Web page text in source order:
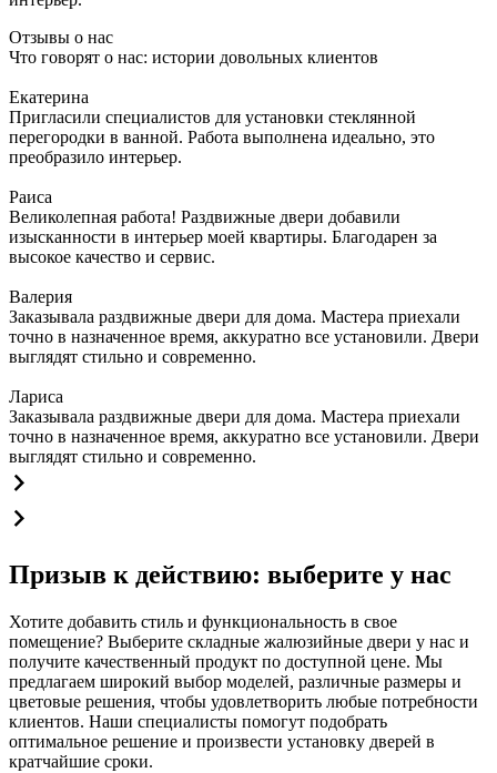
Отзывы о нас
Что говорят о нас: истории довольных клиентов
Екатерина
Пригласили специалистов для установки стеклянной
перегородки в ванной. Работа выполнена идеально, это
преобразило интерьер.
Раиса
Великолепная работа! Раздвижные двери добавили
изысканности в интерьер моей квартиры. Благодарен за
высокое качество и сервис.
Валерия
Заказывала раздвижные двери для дома. Мастера приехали
точно в назначенное время, аккуратно все установили. Двери
выглядят стильно и современно.
Лариса
Заказывала раздвижные двери для дома. Мастера приехали
точно в назначенное время, аккуратно все установили. Двери
выглядят стильно и современно.
Призыв к действию: выберите у нас
Хотите добавить стиль и функциональность в свое
помещение? Выберите складные жалюзийные двери у нас и
получите качественный продукт по доступной цене. Мы
предлагаем широкий выбор моделей, различные размеры и
цветовые решения, чтобы удовлетворить любые потребности
клиентов. Наши специалисты помогут подобрать
оптимальное решение и произвести установку дверей в
кратчайшие сроки.